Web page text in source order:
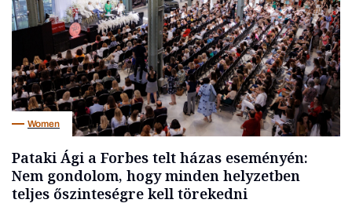
Women
Pataki Ági a Forbes telt házas eseményén:
Nem gondolom, hogy minden helyzetben
teljes őszinteségre kell törekedni